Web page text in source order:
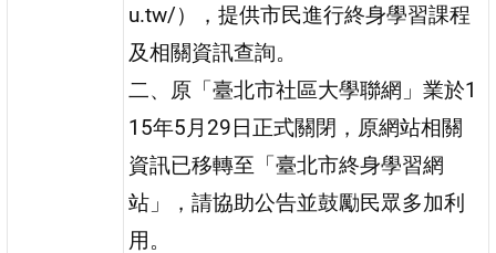
u.tw/），提供市民進行終身學習課程
及相關資訊查詢。
二、原「臺北市社區大學聯網」業於1
15年5月29日正式關閉，原網站相關
資訊已移轉至「臺北市終身學習網
站」，請協助公告並鼓勵民眾多加利
用。